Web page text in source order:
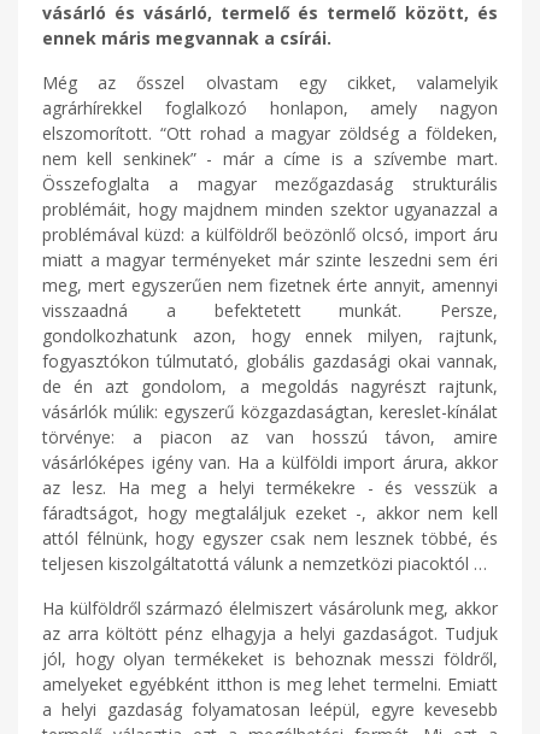
vásárló és vásárló, termelő és termelő között, és
ennek máris megvannak a csírái.
Még az ősszel olvastam egy cikket, valamelyik
agrárhírekkel foglalkozó honlapon, amely nagyon
elszomorított. “Ott rohad a magyar zöldség a földeken,
nem kell senkinek” - már a címe is a szívembe mart.
Összefoglalta a magyar mezőgazdaság strukturális
problémáit, hogy majdnem minden szektor ugyanazzal a
problémával küzd: a külföldről beözönlő olcsó, import áru
miatt a magyar terményeket már szinte leszedni sem éri
meg, mert egyszerűen nem fizetnek érte annyit, amennyi
visszaadná a befektetett munkát. Persze,
gondolkozhatunk azon, hogy ennek milyen, rajtunk,
fogyasztókon túlmutató, globális gazdasági okai vannak,
de én azt gondolom, a megoldás nagyrészt rajtunk,
vásárlók múlik: egyszerű közgazdaságtan, kereslet-kínálat
törvénye: a piacon az van hosszú távon, amire
vásárlóképes igény van. Ha a külföldi import árura, akkor
az lesz. Ha meg a helyi termékekre - és vesszük a
fáradtságot, hogy megtaláljuk ezeket -, akkor nem kell
attól félnünk, hogy egyszer csak nem lesznek többé, és
teljesen kiszolgáltatottá válunk a nemzetközi piacoktól …
Ha külföldről származó élelmiszert vásárolunk meg, akkor
az arra költött pénz elhagyja a helyi gazdaságot. Tudjuk
jól, hogy olyan termékeket is behoznak messzi földről,
amelyeket egyébként itthon is meg lehet termelni. Emiatt
a helyi gazdaság folyamatosan leépül, egyre kevesebb